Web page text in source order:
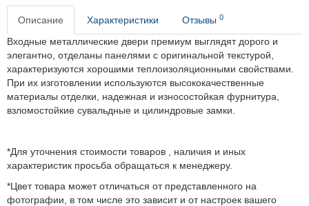
Описание Характеристики Отзывы 0
Входные металлические двери премиум выглядят дорого и
элегантно, отделаны панелями с оригинальной текстурой,
характеризуются хорошими теплоизоляционными свойствами.
При их изготовлении используются высококачественные
материалы отделки, надежная и износостойкая фурнитура,
взломостойкие сувальдные и цилиндровые замки.
*Для уточнения стоимости товаров , наличия и иных
характеристик просьба обращаться к менеджеру.
*Цвет товара может отличаться от представленного на
фотографии, в том числе это зависит и от настроек вашего